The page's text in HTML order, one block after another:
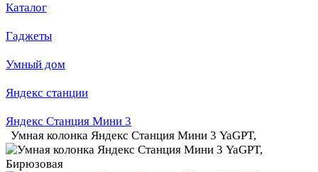
Каталог
Гаджеты
Умный дом
Яндекс станции
Яндекс Станция Мини 3
Умная колонка Яндекс Станция Мини 3 YaGPT,